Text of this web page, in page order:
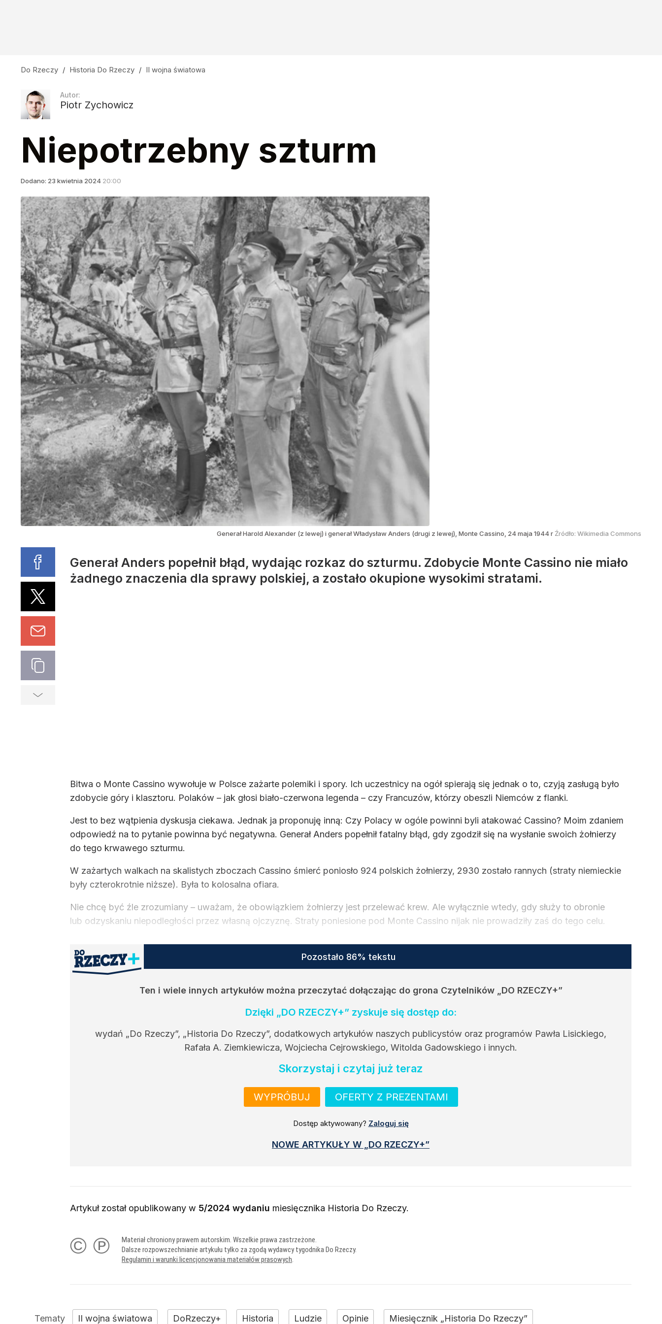
Do Rzeczy / Historia Do Rzeczy / II wojna światowa
Autor:
Piotr Zychowicz
Niepotrzebny szturm
Dodano: 23 kwietnia 2024 20:00
Generał Harold Alexander (z lewej) i generał Władysław Anders (drugi z lewej), Monte Cassino, 24 maja 1944 r Źródło: Wikimedia Commons
Generał Anders popełnił błąd, wydając rozkaz do szturmu. Zdobycie Monte Cassino nie miało
żadnego znaczenia dla sprawy polskiej, a zostało okupione wysokimi stratami.
Bitwa o Monte Cassino wywołuje w Polsce zażarte polemiki i spory. Ich uczestnicy na ogół spierają się jednak o to, czyją zasługą było
zdobycie góry i klasztoru. Polaków – jak głosi biało-czerwona legenda – czy Francuzów, którzy obeszli Niemców z flanki.
Jest to bez wątpienia dyskusja ciekawa. Jednak ja proponuję inną: Czy Polacy w ogóle powinni byli atakować Cassino? Moim zdaniem
odpowiedź na to pytanie powinna być negatywna. Generał Anders popełnił fatalny błąd, gdy zgodził się na wysłanie swoich żołnierzy
do tego krwawego szturmu.
W zażartych walkach na skalistych zboczach Cassino śmierć poniosło 924 polskich żołnierzy, 2930 zostało rannych (straty niemieckie
były czterokrotnie niższe). Była to kolosalna ofiara.
Nie chcę być źle zrozumiany – uważam, że obowiązkiem żołnierzy jest przelewać krew. Ale wyłącznie wtedy, gdy służy to obronie
lub odzyskaniu niepodległości przez własną ojczyznę. Straty poniesione pod Monte Cassino nijak nie prowadziły zaś do tego celu.
Pozostało 86% tekstu
Ten i wiele innych artykułów można przeczytać dołączając do grona Czytelników „DO RZECZY+”
Dzięki „DO RZECZY+” zyskuje się dostęp do:
wydań „Do Rzeczy”, „Historia Do Rzeczy”, dodatkowych artykułów naszych publicystów oraz programów Pawła Lisickiego,
Rafała A. Ziemkiewicza, Wojciecha Cejrowskiego, Witolda Gadowskiego i innych.
Skorzystaj i czytaj już teraz
WYPRÓBUJ OFERTY Z PREZENTAMI
Dostęp aktywowany? Zaloguj się
NOWE ARTYKUŁY W „DO RZECZY+”
Artykuł został opublikowany w 5/2024 wydaniu miesięcznika Historia Do Rzeczy.
© ℗
Materiał chroniony prawem autorskim. Wszelkie prawa zastrzeżone.
Dalsze rozpowszechnianie artykułu tylko za zgodą wydawcy tygodnika Do Rzeczy.
Regulamin i warunki licencjonowania materiałów prasowych.
II wojna światowa DoRzeczy+ Historia Ludzie Opinie Miesięcznik „Historia Do Rzeczy”